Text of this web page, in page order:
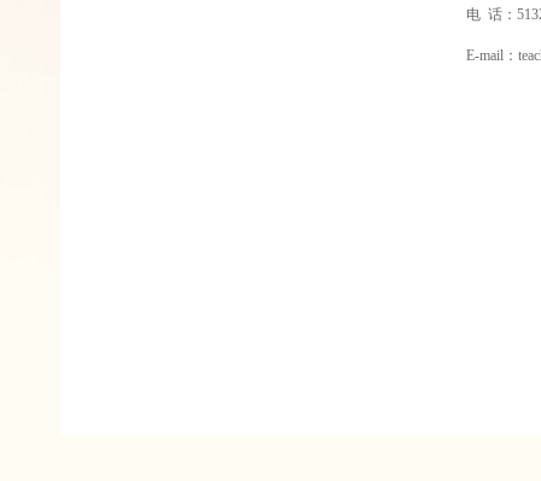
电 话：
E-mail ：